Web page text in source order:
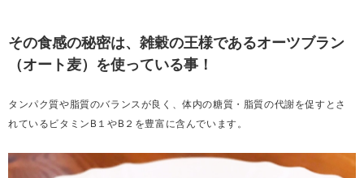
その食感の秘密は、雑穀の王様であるオーツブラン
（オート麦）を使っている事！
タンパク質や脂質のバランスが良く、体内の糖質・脂質の代謝を促すとさ
れているビタミンB１やB２を豊富に含んでいます。